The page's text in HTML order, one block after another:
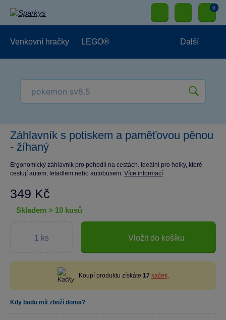
0
Venkovní hračky LEGO® Další
Záhlavník s potiskem a paměťovou pěnou
- žíhaný
Ergonomický záhlavník pro pohodlí na cestách. Ideální pro holky, které
cestují autem, letadlem nebo autobusem. Více informací
349 Kč
skladem > 10 kusů
Vložit do košíku
Koupí produktu získáte 17 kaček.
Kdy budu mít zboží doma?